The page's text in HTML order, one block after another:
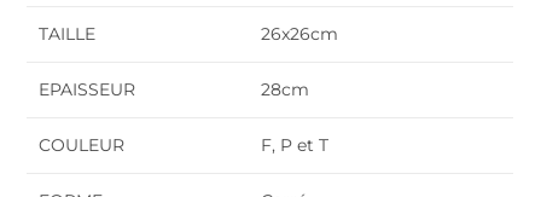
TAILLE 26x26cm
EPAISSEUR 28cm
COULEUR F, P et T